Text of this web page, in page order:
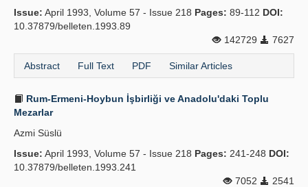
Issue: April 1993, Volume 57 - Issue 218 Pages: 89-112 DOI:
10.37879/belleten.1993.89
142729
7627
Abstract Full Text PDF Similar Articles
Rum-Ermeni-Hoybun İşbirliği ve Anadolu'daki Toplu
Mezarlar
Azmi Süslü
Issue: April 1993, Volume 57 - Issue 218 Pages: 241-248 DOI:
10.37879/belleten.1993.241
7052
2541